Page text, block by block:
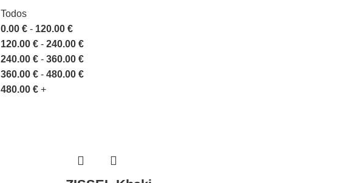
Todos
0.00 €- 120.00 €
120.00 €- 240.00 €
240.00 €- 360.00 €
360.00 €- 480.00 €
480.00 €+